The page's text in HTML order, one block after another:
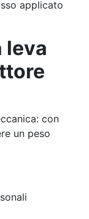
applicato
leva
con
un peso